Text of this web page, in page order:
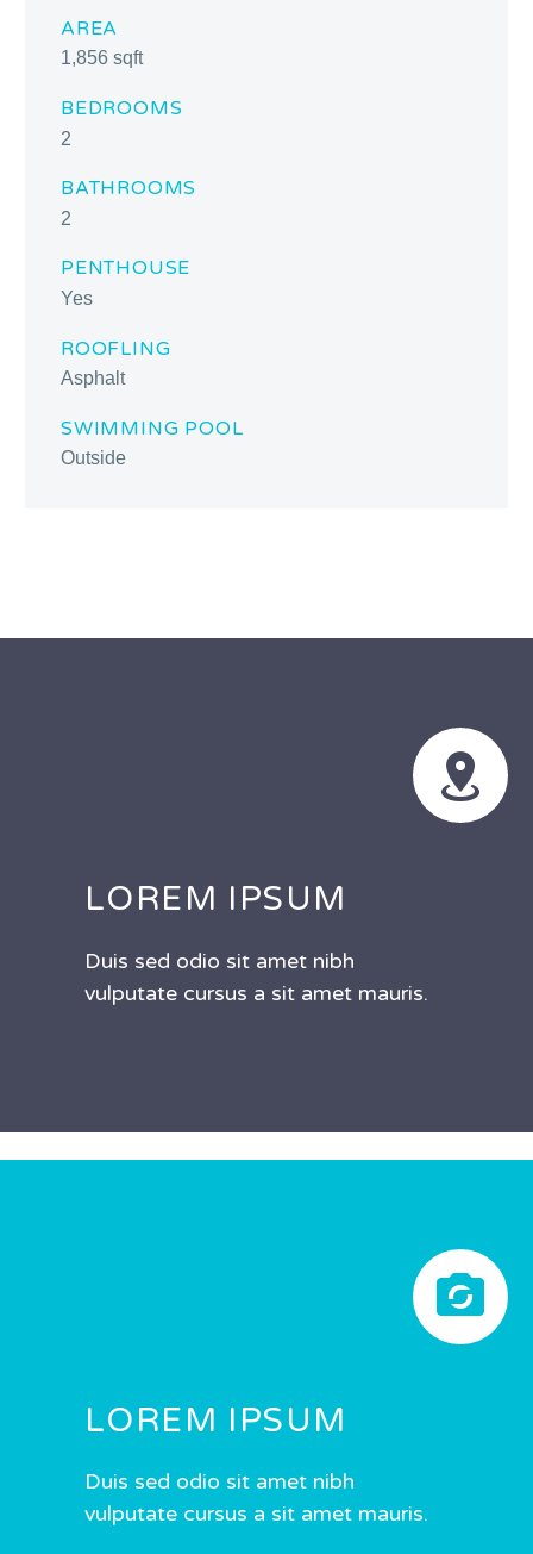
AREA
1,856 sqft
BEDROOMS
2
BATHROOMS
2
PENTHOUSE
Yes
ROOFLING
Asphalt
SWIMMING POOL
Outside


LOREM IPSUM
Duis sed odio sit amet nibh
vulputate cursus a sit amet mauris.


LOREM IPSUM
Duis sed odio sit amet nibh
vulputate cursus a sit amet mauris.